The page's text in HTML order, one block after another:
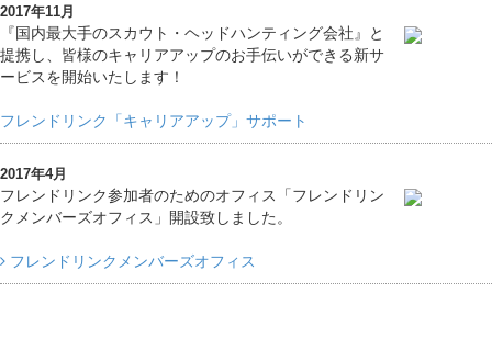
2017年11月
『国内最大手のスカウト・ヘッドハンティング会社』と
提携し、皆様のキャリアアップのお手伝いができる新サ
ービスを開始いたします！
フレンドリンク「キャリアアップ」サポート
2017年4月
フレンドリンク参加者のためのオフィス「フレンドリン
クメンバーズオフィス」開設致しました。
フレンドリンクメンバーズオフィス